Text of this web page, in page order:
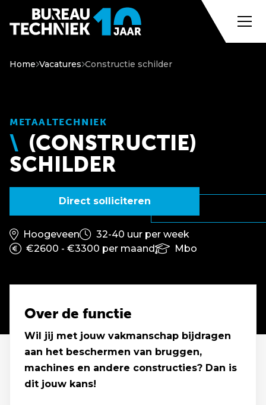
Home Vacatures Constructie schilder
METAALTECHNIEK
(CONSTRUCTIE)
SCHILDER
Direct solliciteren
Hoogeveen
32-40 uur per week
€2600 - €3300 per maand
Mbo
Over de functie
Wil jij met jouw vakmanschap bijdragen
aan het beschermen van bruggen,
machines en andere constructies? Dan is
dit jouw kans!